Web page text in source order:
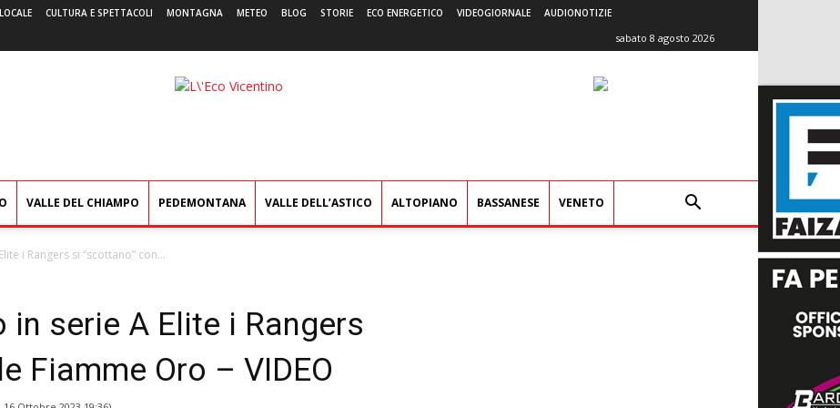
CULTURA E SPETTACOLI MONTAGNA METEO BLOG STORIE ECO ENERGETICO VIDEOGIORNALE AUDIONOTIZIE
sabato 8 agosto 2026
L'Eco
VALLE DEL CHIAMPO PEDEMONTANA VALLE DELL’ASTICO ALTOPIANO BASSANESE VENETO
i Rangers si “scottano” con...
in serie A Elite i Rangers
Fiamme Oro – VIDEO